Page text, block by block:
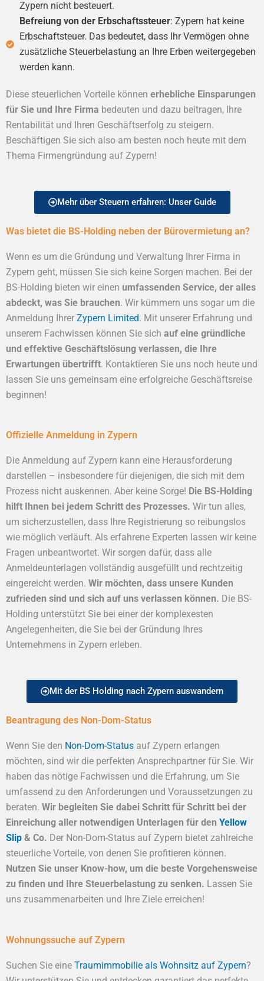
Zypern nicht besteuert.
Befreiung von der Erbschaftssteuer: Zypern hat keine
Erbschaftsteuer. Das bedeutet, dass Ihr Vermögen ohne
zusätzliche Steuerbelastung an Ihre Erben weitergegeben
werden kann.
Diese steuerlichen Vorteile können erhebliche Einsparungen
für Sie und Ihre Firma bedeuten und dazu beitragen, Ihre
Rentabilität und Ihren Geschäftserfolg zu steigern.
Beschäftigen Sie sich also am besten noch heute mit dem
Thema Firmengründung auf Zypern!
Mehr über Steuern erfahren: Unser Guide
Was bietet die BS-Holding neben der Bürovermietung an?
Wenn es um die Gründung und Verwaltung Ihrer Firma in
Zypern geht, müssen Sie sich keine Sorgen machen. Bei der
BS-Holding bieten wir einen umfassenden Service, der alles
abdeckt, was Sie brauchen. Wir kümmern uns sogar um die
Anmeldung Ihrer Zypern Limited. Mit unserer Erfahrung und
unserem Fachwissen können Sie sich auf eine gründliche
und effektive Geschäftslösung verlassen, die Ihre
Erwartungen übertrifft. Kontaktieren Sie uns noch heute und
lassen Sie uns gemeinsam eine erfolgreiche Geschäftsreise
beginnen!
Offizielle Anmeldung in Zypern
Die Anmeldung auf Zypern kann eine Herausforderung
darstellen – insbesondere für diejenigen, die sich mit dem
Prozess nicht auskennen. Aber keine Sorge! Die BS-Holding
hilft Ihnen bei jedem Schritt des Prozesses. Wir tun alles,
um sicherzustellen, dass Ihre Registrierung so reibungslos
wie möglich verläuft. Als erfahrene Experten lassen wir keine
Fragen unbeantwortet. Wir sorgen dafür, dass alle
Anmeldeunterlagen vollständig ausgefüllt und rechtzeitig
eingereicht werden. Wir möchten, dass unsere Kunden
zufrieden sind und sich auf uns verlassen können. Die BS-
Holding unterstützt Sie bei einer der komplexesten
Angelegenheiten, die Sie bei der Gründung Ihres
Unternehmens in Zypern erleben.
Mit der BS Holding nach Zypern auswandern
Beantragung des Non-Dom-Status
Wenn Sie den Non-Dom-Status auf Zypern erlangen
möchten, sind wir die perfekten Ansprechpartner für Sie. Wir
haben das nötige Fachwissen und die Erfahrung, um Sie
umfassend zu den Anforderungen und Voraussetzungen zu
beraten. Wir begleiten Sie dabei Schritt für Schritt bei der
Einreichung aller notwendigen Unterlagen für den Yellow
Slip & Co. Der Non-Dom-Status auf Zypern bietet zahlreiche
steuerliche Vorteile, von denen Sie profitieren können.
Nutzen Sie unser Know-how, um die beste Vorgehensweise
zu finden und Ihre Steuerbelastung zu senken. Lassen Sie
uns zusammenarbeiten und Ihre Ziele erreichen!
Wohnungssuche auf Zypern
Suchen Sie eine Traumimmobilie als Wohnsitz auf Zypern?